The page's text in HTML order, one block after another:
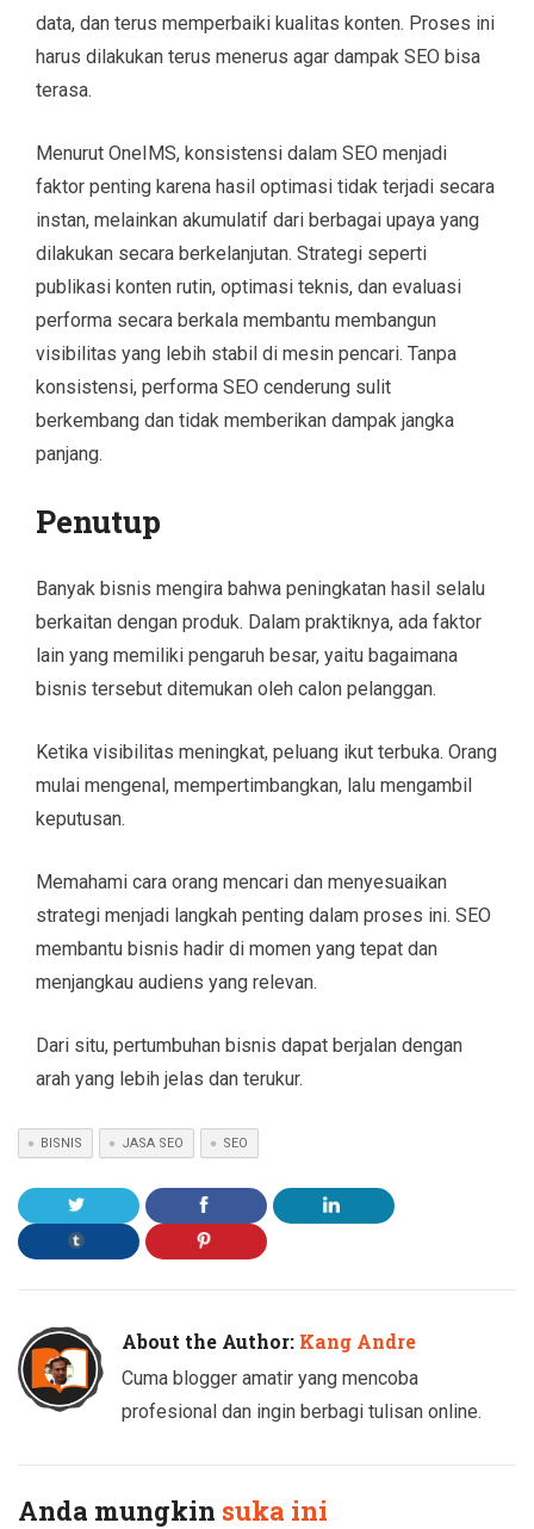
data, dan terus memperbaiki kualitas konten. Proses ini
harus dilakukan terus menerus agar dampak SEO bisa
terasa.
Menurut OneIMS, konsistensi dalam SEO menjadi
faktor penting karena hasil optimasi tidak terjadi secara
instan, melainkan akumulatif dari berbagai upaya yang
dilakukan secara berkelanjutan. Strategi seperti
publikasi konten rutin, optimasi teknis, dan evaluasi
performa secara berkala membantu membangun
visibilitas yang lebih stabil di mesin pencari. Tanpa
konsistensi, performa SEO cenderung sulit
berkembang dan tidak memberikan dampak jangka
panjang.
Penutup
Banyak bisnis mengira bahwa peningkatan hasil selalu
berkaitan dengan produk. Dalam praktiknya, ada faktor
lain yang memiliki pengaruh besar, yaitu bagaimana
bisnis tersebut ditemukan oleh calon pelanggan.
Ketika visibilitas meningkat, peluang ikut terbuka. Orang
mulai mengenal, mempertimbangkan, lalu mengambil
keputusan.
Memahami cara orang mencari dan menyesuaikan
strategi menjadi langkah penting dalam proses ini. SEO
membantu bisnis hadir di momen yang tepat dan
menjangkau audiens yang relevan.
Dari situ, pertumbuhan bisnis dapat berjalan dengan
arah yang lebih jelas dan terukur.
BISNIS JASA SEO SEO
About the Author: Kang Andre
Cuma blogger amatir yang mencoba
profesional dan ingin berbagi tulisan online.
Anda mungkin suka ini